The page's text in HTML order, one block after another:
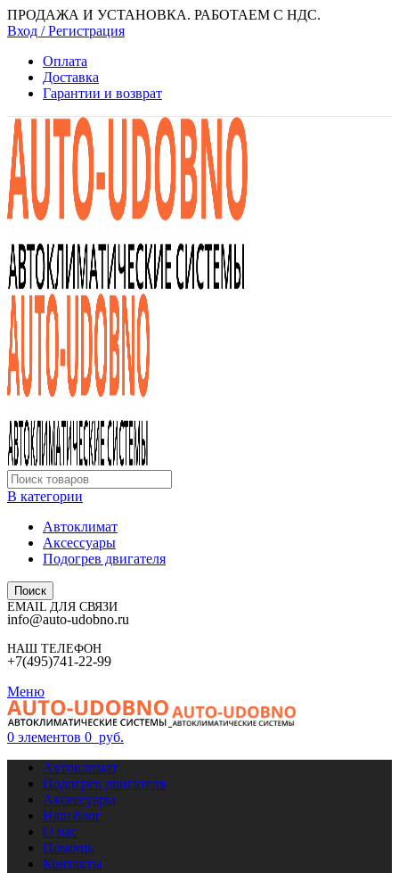
ПРОДАЖА И УСТАНОВКА. РАБОТАЕМ С НДС.
Вход / Регистрация
Оплата
Доставка
Гарантии и возврат
В категории
Автоклимат
Аксессуары
Подогрев двигателя
Поиск
EMAIL ДЛЯ СВЯЗИ
info@auto-udobno.ru
НАШ ТЕЛЕФОН
+7(495)741-22-99
Меню
0 элементов 0 руб.
Автоклимат
Подогрев двигателя
Аксессуары
Наш блог
О нас
Помощь
Контакты